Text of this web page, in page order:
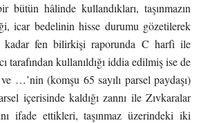
bütün hâlinde kullandıkları, taşınmazın
icar bedelinin hisse durumu gözetilerek
kadar fen bilirkişi raporunda C harfi ile
tarafından kullanıldığı iddia edilmiş ise de
…’nin (komşu 65 sayılı parsel paydaşı)
içerisinde kaldığı zannı ile Zıvkaralar
ifade ettikleri, taşınmaz üzerindeki iki